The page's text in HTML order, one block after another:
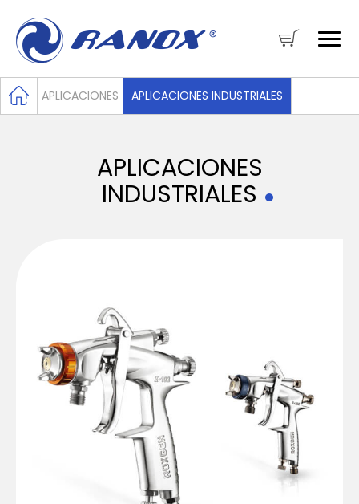
APLICACIONES APLICACIONES INDUSTRIALES
APLICACIONES
INDUSTRIALES